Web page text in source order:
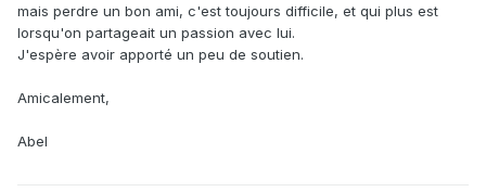
mais perdre un bon ami, c'est toujours difficile, et qui plus est
lorsqu'on partageait un passion avec lui.
J'espère avoir apporté un peu de soutien.
Amicalement,
Abel